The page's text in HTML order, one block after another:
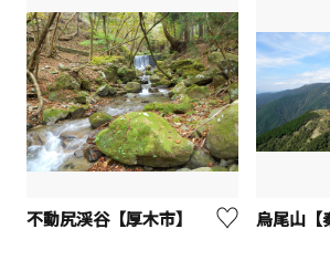
不動尻渓谷【厚木市】 烏尾山【